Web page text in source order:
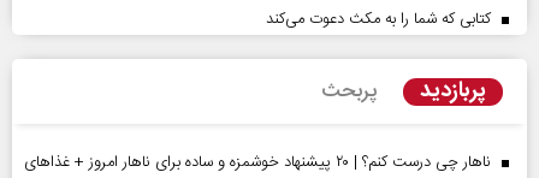
کتابی که شما را به مکث دعوت می‌کند
پربازدید پربحث
ناهار چی درست کنم؟ | ۲۰ پیشنهاد خوشمزه و ساده برای ناهار امروز + غذاهای